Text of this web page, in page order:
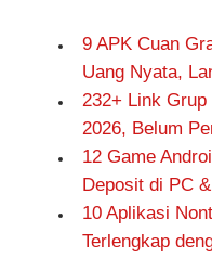
9 APK Cuan
Uang Nyata,
232+ Link Grup
2026, Belum
12 Game
Deposit di PC
10 Aplikasi
Terlengkap